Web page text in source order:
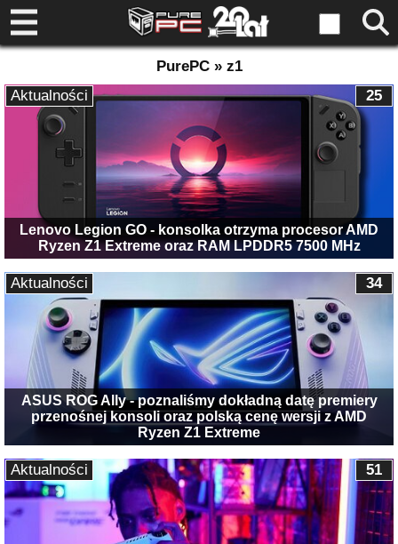
PurePC » z1
Lenovo Legion GO - konsolka otrzyma procesor AMD
Ryzen Z1 Extreme oraz RAM LPDDR5 7500 MHz
25
Aktualności
ASUS ROG Ally - poznaliśmy dokładną datę premiery
przenośnej konsoli oraz polską cenę wersji z AMD
Ryzen Z1 Extreme
34
Aktualności
51
Aktualności